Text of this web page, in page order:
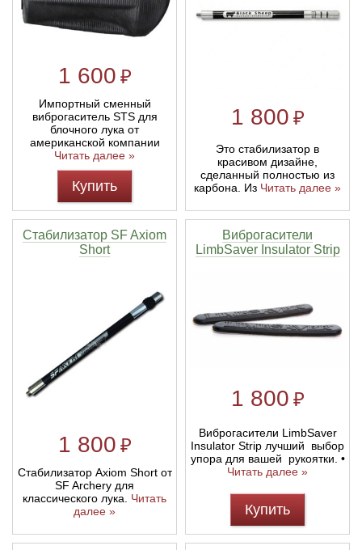
1 600 ₽
Импортный сменный
виброгаситель STS для
блочного лука от
американской компании
Читать далее »
Купить
1 800 ₽
Это стабилизатор в
красивом дизайне,
сделанный полностью из
карбона. Из Читать далее »
Стабилизатор SF Axiom
Short
1 800 ₽
Стабилизатор Axiom Short от
SF Archery для
классического лука. Читать
далее »
Виброгасители
LimbSaver Insulator Strip
1 800 ₽
Виброгасители LimbSaver
Insulator Strip лучший выбор
упора для вашей рукоятки. •
Читать далее »
Купить